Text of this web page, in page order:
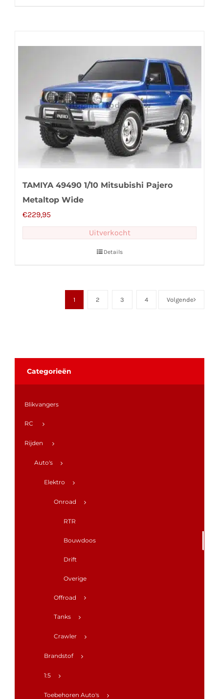
TAMIYA 49490 1/10 Mitsubishi Pajero
Metaltop Wide
€229,95
Uitverkocht
Details
1 2 3 4 Volgende
Categorieën
Blikvangers
RC
Rijden
Auto's
Elektro
Onroad
RTR
Bouwdoos
Drift
Overige
Offroad
Tanks
Crawler
Brandstof
1:5
Toebehoren Auto's